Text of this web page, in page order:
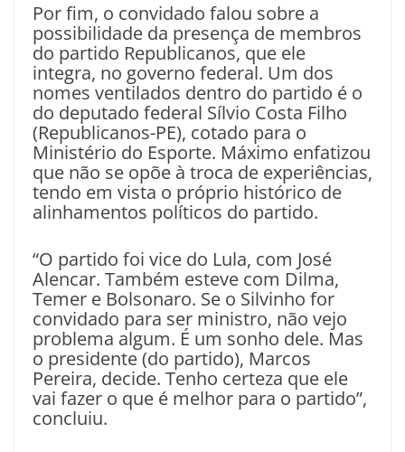
Por fim, o convidado falou sobre a
possibilidade da presença de membros
do partido Republicanos, que ele
integra, no governo federal. Um dos
nomes ventilados dentro do partido é o
do deputado federal Sílvio Costa Filho
(Republicanos-PE), cotado para o
Ministério do Esporte. Máximo enfatizou
que não se opõe à troca de experiências,
tendo em vista o próprio histórico de
alinhamentos políticos do partido.
“O partido foi vice do Lula, com José
Alencar. Também esteve com Dilma,
Temer e Bolsonaro. Se o Silvinho for
convidado para ser ministro, não vejo
problema algum. É um sonho dele. Mas
o presidente (do partido), Marcos
Pereira, decide. Tenho certeza que ele
vai fazer o que é melhor para o partido”,
concluiu.